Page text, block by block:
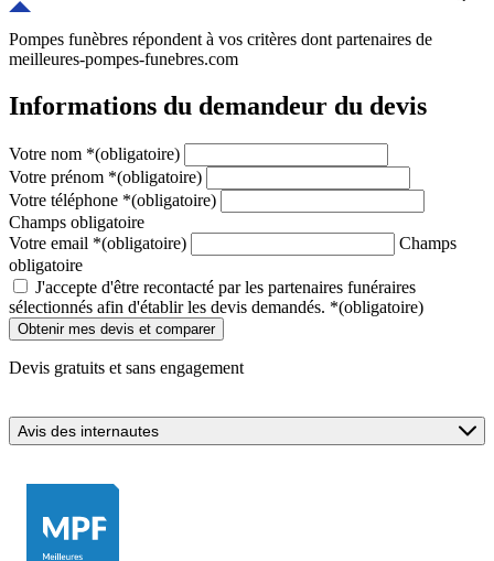
Pompes funèbres répondent à vos critères dont partenaires de
meilleures-pompes-funebres.com
Informations du demandeur du devis
Votre nom *(obligatoire)
Votre prénom *(obligatoire)
Votre téléphone *(obligatoire)
Champs obligatoire
Votre email *(obligatoire)
Champs
obligatoire
J'accepte d'être recontacté par les partenaires funéraires
sélectionnés afin d'établir les devis demandés. *(obligatoire)
Devis gratuits et sans engagement
Avis des internautes